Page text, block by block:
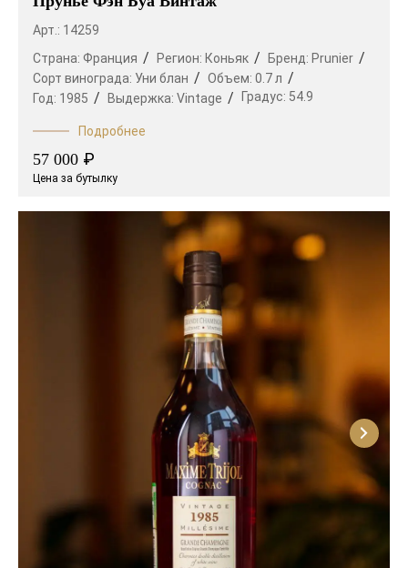
Арт.: 14259
Страна: Франция Регион: Коньяк Бренд: Prunier
Сорт винограда: Уни блан Объем: 0.7 л
Год: 1985 Выдержка: Vintage Градус: 54.9
Подробнее
57 000 ₽
Цена за бутылку